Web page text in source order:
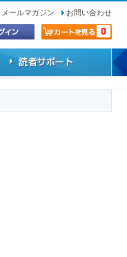
メールマガジン お問い合わせ
0